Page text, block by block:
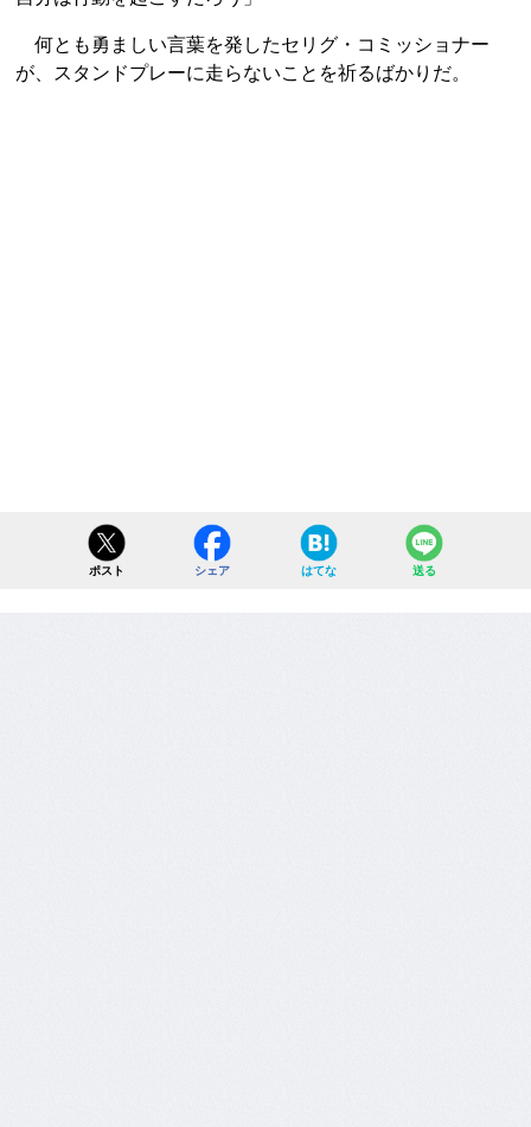
何とも勇ましい言葉を発したセリグ・コミッショナー
が、スタンドプレーに走らないことを祈るばかりだ。
ポスト シェア はてな 送る